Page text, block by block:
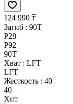
124 990 ₸
Загиб : 90T
P28
P92
90T
Хват : LFT
LFT
Жесткость : 40
40
Хит